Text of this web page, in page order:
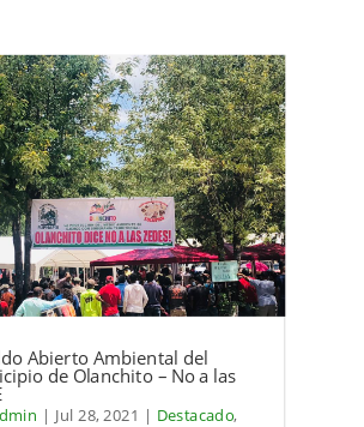
Abierto Ambiental del
de Olanchito – No a las
| Jul 28, 2021 | Destacado,